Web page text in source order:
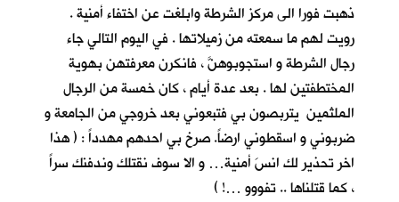
ذهبت فورا الى مركز الشرطة وابلغت عن اختفاء أمنية .
رويت لهم ما سمعته من زميلاتها . في اليوم التالي جاء
رجال الشرطة و استجوبوهنَّ ، فانكرن معرفتهن بهوية
المختطفتين لها . بعد عدة أيام ، كان خمسة من الرجال
الملثمين يتربصون بي فتبعوني بعد خروجي من الجامعة و
ضربوني و اسقطوني ارضاً. صرخ بي احدهم مهدداً : ( هذا
اخر تحذير لك انسَ أمنية… و الا سوف نقتلك وندفنك سراً
، كما قتلناها .. تفووو …! )